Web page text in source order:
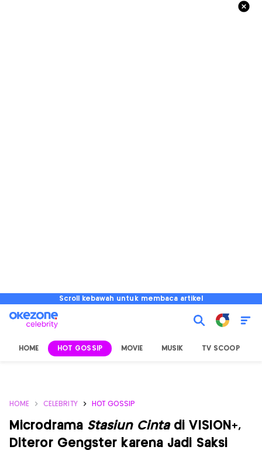
Scroll kebawah untuk membaca artikel
HOME HOT GOSSIP MOVIE MUSIK TV SCOOP
HOME CELEBRITY HOT GOSSIP
Microdrama Stasiun Cintadi VISION+,
Diteror Gengster karena Jadi Saksi